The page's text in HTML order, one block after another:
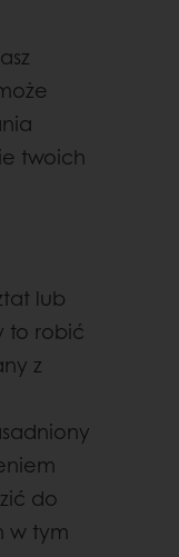
twoich
lub
to robić
z
do
w tym